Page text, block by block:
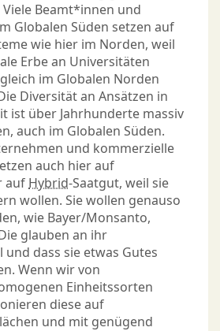
Beamt*innen und
Globalen Süden setzen auf
wie hier im Norden, weil
Erbe an Universitäten
im Globalen Norden
Diversität an Ansätzen in
ist über Jahrhunderte massiv
auch im Globalen Süden.
und kommerzielle
auch hier auf
auf Hybrid-Saatgut, weil sie
wollen. Sie wollen genauso
wie Bayer/Monsanto,
glauben an ihr
und dass sie etwas Gutes
Wenn wir von
Einheitssorten
diese auf
und mit genügend